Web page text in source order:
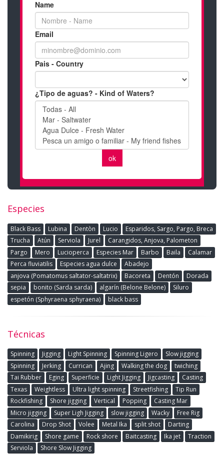
Especies
Black Bass Lubina Dentòn Lucio
Esparidos, Sargo, Pargo, Breca
Trucha
Atún Serviola Jurel
Carangidos, Anjova, Palometon
Pargo
Mero Lucioperca Especies Mar Barbo Baila
Calamar
Perca fluviatilis
Especies agua dulce
Abadejo
anjova (Pomatomus saltator-saltatrix)
Bacoreta Dentón
Dorada
sepia
bonito (Sarda sarda) algarín (Belone Belone)
Siluro
espetón (Sphyraena sphyraena)
black bass
Técnicas
Spinning Jigging Light Spinning Spinning Ligero
Slow jigging
Spinning
Jerking Currican Ajing Walking the dog
twiching
Tai Rubber
Eging Superficie Light Jigging Jigcasting
Casting
Texas
Weightless Ultra light spinning Streetfishing
Tip Run
Rockfishing
Shore jigging Vertical Popping
Casting Mar
Micro jigging
Super Ligh Jigging slow jigging Wacky
Free Rig
Carolina
Drop Shot Volee Metal Ika split shot
Darting
Damikirig
Shore game Rock shore Baitcasting Ika jet
Traction
Serviola
Shore Slow Jigging